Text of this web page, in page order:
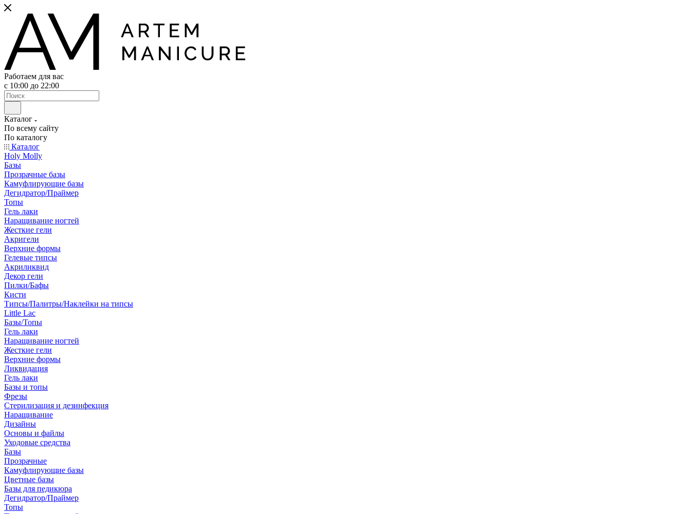
Работаем для вас
с 10:00 до 22:00
Каталог
По всему сайту
По каталогу
Каталог
Holy Molly
Базы
Прозрачные базы
Камуфлирующие базы
Дегидратор/Праймер
Топы
Гель лаки
Наращивание ногтей
Жесткие гели
Акригели
Верхние формы
Гелевые типсы
Акриликвид
Декор гели
Пилки/Бафы
Кисти
Типсы/Палитры/Наклейки на типсы
Little Lac
Базы/Топы
Гель лаки
Наращивание ногтей
Жесткие гели
Верхние формы
Ликвидация
Гель лаки
Базы и топы
Фрезы
Стерилизация и дезинфекция
Наращивание
Дизайны
Основы и файлы
Уходовые средства
Базы
Прозрачные
Камуфлирующие базы
Цветные базы
Базы для педикюра
Дегидратор/Праймер
Топы